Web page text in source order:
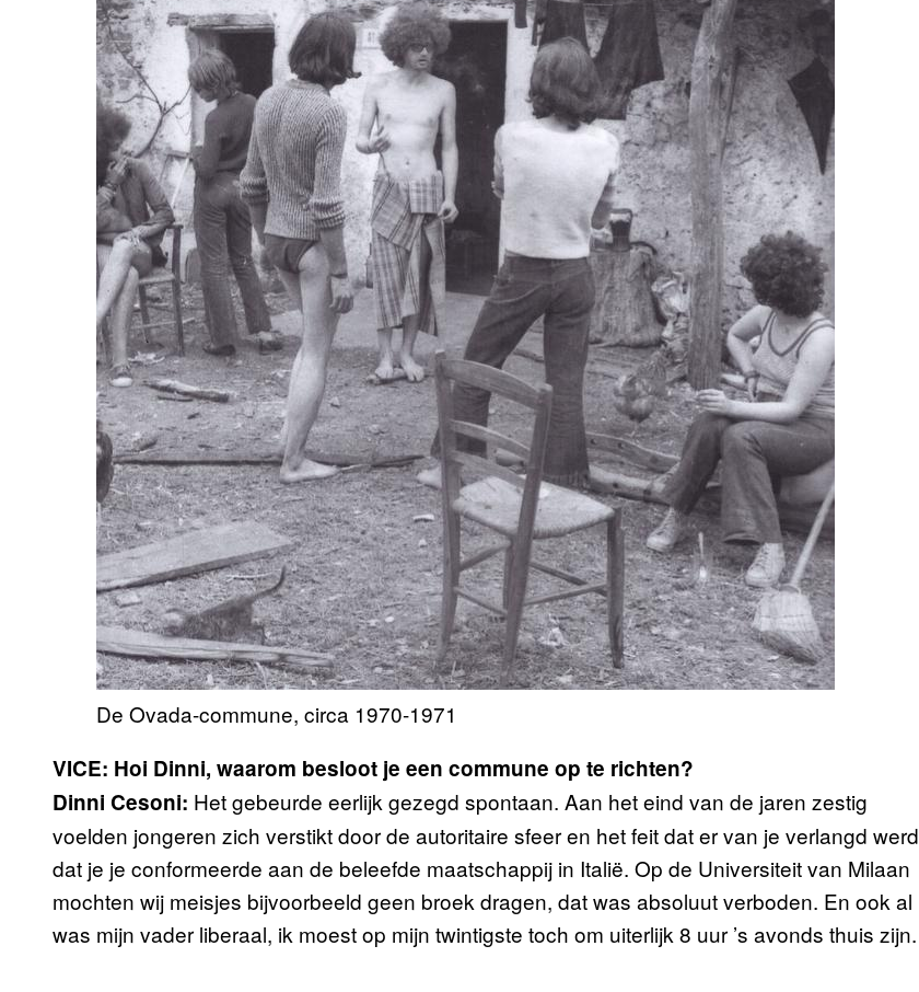
De Ovada-commune, circa 1970-1971
VICE: Hoi Dinni, waarom besloot je een commune op te richten?
Dinni Cesoni: Het gebeurde eerlijk gezegd spontaan. Aan het eind van de jaren zestig
voelden jongeren zich verstikt door de autoritaire sfeer en het feit dat er van je verlangd werd
dat je je conformeerde aan de beleefde maatschappij in Italië. Op de Universiteit van Milaan
mochten wij meisjes bijvoorbeeld geen broek dragen, dat was absoluut verboden. En ook al
was mijn vader liberaal, ik moest op mijn twintigste toch om uiterlijk 8 uur ’s avonds thuis zijn.